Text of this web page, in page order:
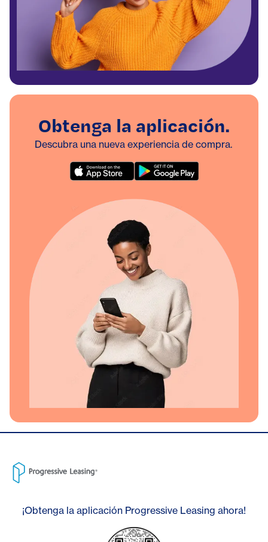
Obtenga la aplicación.
Descubra una nueva experiencia de compra.
¡Obtenga la aplicación Progressive Leasing ahora!